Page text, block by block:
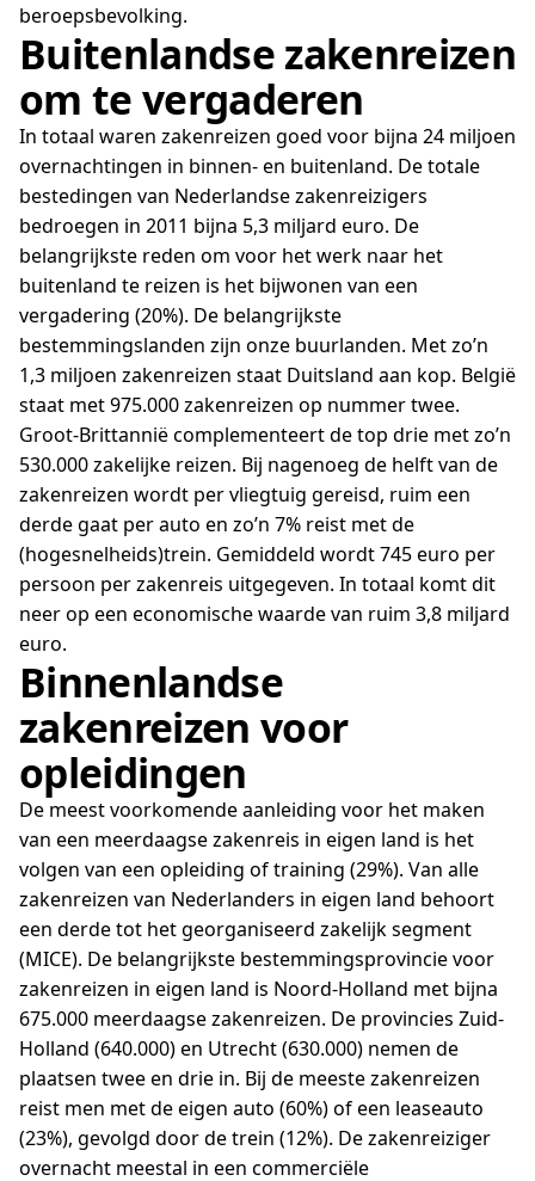
beroepsbevolking.
Buitenlandse zakenreizen
om te vergaderen
In totaal waren zakenreizen goed voor bijna 24 miljoen
overnachtingen in binnen- en buitenland. De totale
bestedingen van Nederlandse zakenreizigers
bedroegen in 2011 bijna 5,3 miljard euro. De
belangrijkste reden om voor het werk naar het
buitenland te reizen is het bijwonen van een
vergadering (20%). De belangrijkste
bestemmingslanden zijn onze buurlanden. Met zo’n
1,3 miljoen zakenreizen staat Duitsland aan kop. België
staat met 975.000 zakenreizen op nummer twee.
Groot-Brittannië complementeert de top drie met zo’n
530.000 zakelijke reizen. Bij nagenoeg de helft van de
zakenreizen wordt per vliegtuig gereisd, ruim een
derde gaat per auto en zo’n 7% reist met de
(hogesnelheids)trein. Gemiddeld wordt 745 euro per
persoon per zakenreis uitgegeven. In totaal komt dit
neer op een economische waarde van ruim 3,8 miljard
euro.
Binnenlandse
zakenreizen voor
opleidingen
De meest voorkomende aanleiding voor het maken
van een meerdaagse zakenreis in eigen land is het
volgen van een opleiding of training (29%). Van alle
zakenreizen van Nederlanders in eigen land behoort
een derde tot het georganiseerd zakelijk segment
(MICE). De belangrijkste bestemmingsprovincie voor
zakenreizen in eigen land is Noord-Holland met bijna
675.000 meerdaagse zakenreizen. De provincies Zuid-
Holland (640.000) en Utrecht (630.000) nemen de
plaatsen twee en drie in. Bij de meeste zakenreizen
reist men met de eigen auto (60%) of een leaseauto
(23%), gevolgd door de trein (12%). De zakenreiziger
overnacht meestal in een commerciële